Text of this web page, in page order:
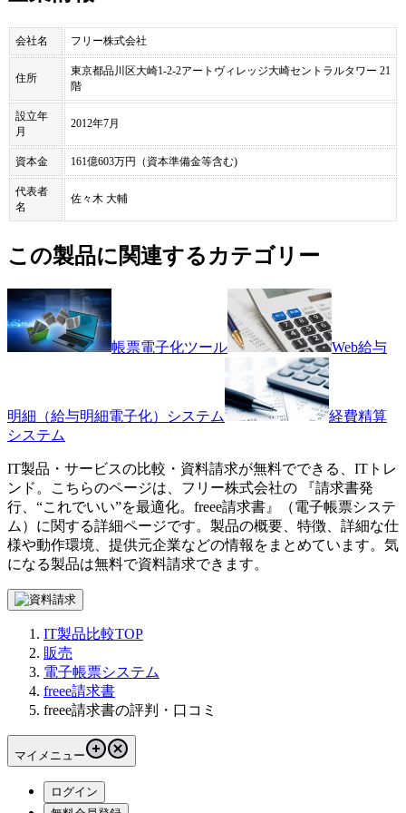
会社名 フリー株式会社
住所
東京都品川区大崎1-2-2アートヴィレッジ大崎セントラルタワー 21
階
設立年
月
2012年7月
資本金 161億603万円（資本準備金等含む)
代表者
名
佐々木 大輔
この製品に関連するカテゴリー
帳票電子化ツール Web給与
明細（給与明細電子化）システム
経費精算
システム
IT製品・サービスの比較・資料請求が無料でできる、ITトレ
ンド。こちらのページは、 フリー株式会社の 『請求書発
行、“これでいい”を最適化。 freee請求書 』（電子帳票システ
ム ）に関する詳細ページです。製品の概要、特徴、詳細な仕
様や動作環境、提供元企業などの情報をまとめています。気
になる製品は無料で資料請求できます。
IT製品比較TOP
販売
電子帳票システム
freee請求書
freee請求書の評判・口コミ
マイメニュー
ログイン